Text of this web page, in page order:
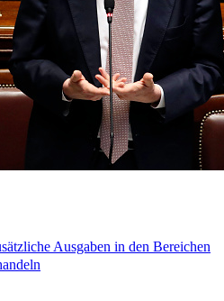
Ausgaben in den Bereichen